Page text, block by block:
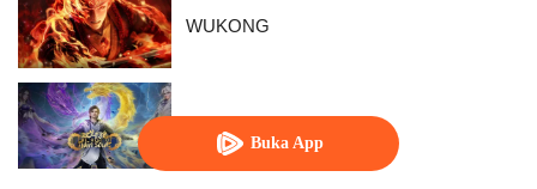
Buka App
WUKONG